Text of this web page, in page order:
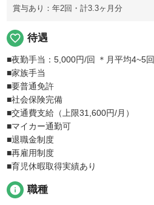
賞与あり：年2回・計3.3ヶ月分
favorite_border 待遇
■夜勤手当：5,000円/回 ＊月平均4~5回
■家族手当
■要普通免許
■社会保険完備
■交通費支給（上限31,600円/月）
■マイカー通勤可
■退職金制度
■再雇用制度
■育児休暇取得実績あり
info 職種